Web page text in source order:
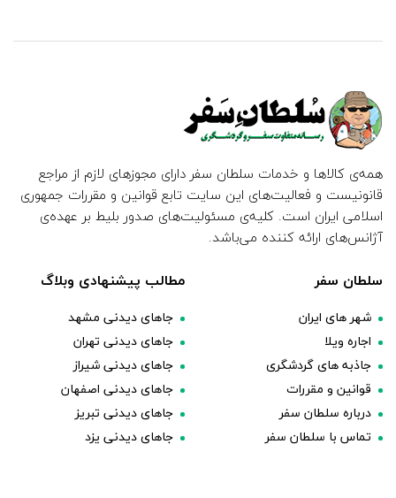
همه‌ی کالاها و خدمات سلطان سفر دارای مجوزهای لازم از مراجع
قانونیست و فعالیت‌های این سایت تابع قوانین و مقررات جمهوری
اسلامی ایران است. کلیه‌ی مسئولیت‌های صدور بلیط بر عهده‌ی
آژانس‌های ارائه کننده می‌باشد.
سلطان سفر
شهر های ایران
اجاره ویلا
جاذبه های گردشگری
قوانین و مقررات
درباره سلطان سفر
تماس با سلطان سفر
مطالب پیشنهادی وبلاگ
جاهای دیدنی مشهد
جاهای دیدنی تهران
جاهای دیدنی شیراز
جاهای دیدنی اصفهان
جاهای دیدنی تبریز
جاهای دیدنی یزد